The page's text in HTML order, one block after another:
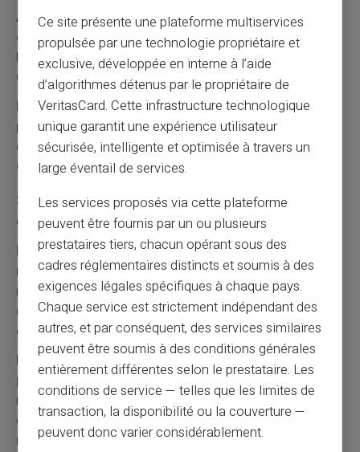
Anticipez les mois à 31 jours qui décalent les
échéances.Ces variations perturbent parfois l'équilibre
habituel. Provisionnez légèrement plus ces mois-là.
Cette anticipation évite les accidents calendaires.
Profitez des délais de grâce pour différer certains
paiements.Cette souplesse temporaire peut éviter un
découvert. Elle donne le temps de trouver une solution.
Cette flexibilité offre des options supplémentaires.
Stratégie 7 : Développer des revenus
complémentaires
Les revenus supplémentaires augmentent votre
marge de sécurité.Ces ressources additionnelles
réduisent la tension budgétaire. Elles peuvent provenir
de ventes, de services ou de placements.Cette
diversification renforce votre stabilité financière.
Monétisez vos compétences par des prestations
ponctuelles.Cette valorisation génère des rentrées
régulières ou occasionnelles. Elle utilise vos talents
existants.Cette exploitation optimise vos
ressources personnelles.
Ce site présente une plateforme multiservices
propulsée par une technologie propriétaire et
exclusive, développée en interne à l’aide
d’algorithmes détenus par le propriétaire de
VeritasCard. Cette infrastructure technologique
unique garantit une expérience utilisateur
sécurisée, intelligente et optimisée à travers un
large éventail de services.
Les services proposés via cette plateforme
peuvent être fournis par un ou plusieurs
prestataires tiers, chacun opérant sous des
cadres réglementaires distincts et soumis à des
exigences légales spécifiques à chaque pays.
Chaque service est strictement indépendant des
autres, et par conséquent, des services similaires
peuvent être soumis à des conditions générales
entièrement différentes selon le prestataire. Les
conditions de service — telles que les limites de
transaction, la disponibilité ou la couverture —
peuvent donc varier considérablement.